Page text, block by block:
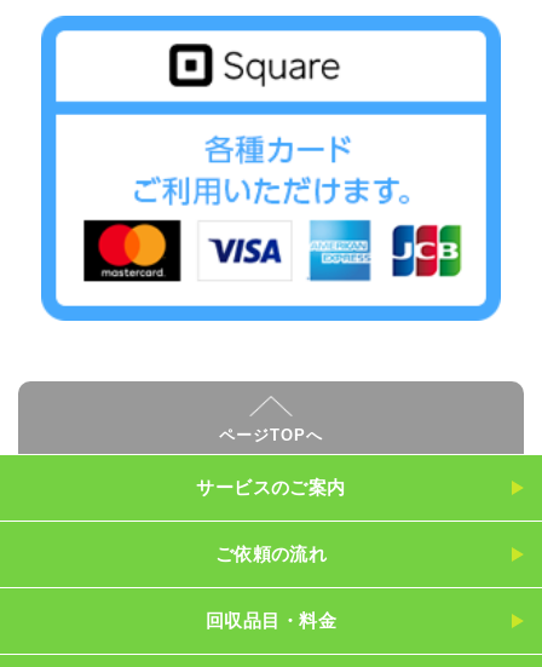
ページTOPへ
サービスのご案内
ご依頼の流れ
回収品目・料金